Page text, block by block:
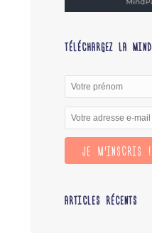
TÉLÉCHARGEZ LA
ARTICLES RÉCENTS